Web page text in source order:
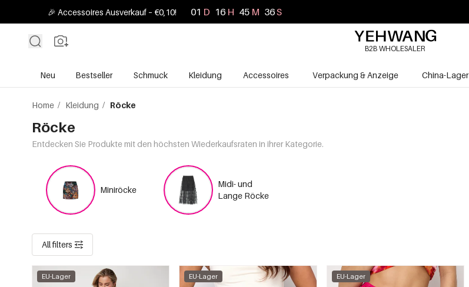
🎉 Accessoires Ausverkauf – €0,10! 01 D 16 H 45 M 35S
B2B WHOLESALER
Neu Bestseller Schmuck Kleidung Accessoires Verpackung & Anzeige China-Lager
Home / Kleidung / Röcke
Röcke
Entdecken Sie Produkte mit den höchsten Wiederkaufsraten in ihrer Kategorie.
Miniröcke
Midi- und
Lange Röcke
All filters
EU-Lager EU-Lager EU-Lager